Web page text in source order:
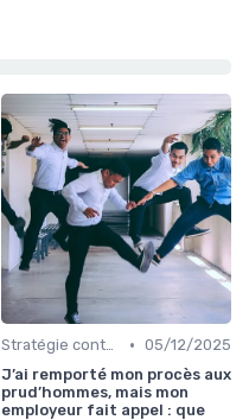
Stratégie contentieuse • 05/12/2025
J’ai remporté mon procès aux
prud’hommes, mais mon
employeur fait appel : que